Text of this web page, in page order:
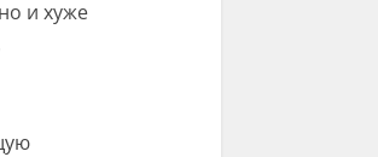
и хуже